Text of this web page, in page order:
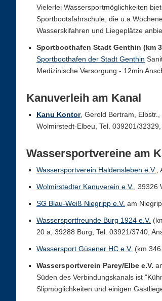
Vielerlei Wassersportmöglichkeiten
Sportbootsfahrschule, die u.a
Wasserskifahren und Liegeplätze
Sportboothafen Stadt Genthin (km
Sportboothafen der Stadt Genthin
Medizinische Versorgung - 12min
Kanuverleih am Kanal
Kanu Kontor, Gerold Bertram,
Wolmirstedt-Elbeu, Tel. 039201/
Wassersportvereine am
Wassersportverein Haldensleben e.V.
Wolmirstedter Kanuverein e.V. ,
SG Blau-Weiß Niegripp e.V. am
Wassersportfreunde Burg 1924 e.V.
20 a, 39288 Burg, Tel. 03921/3740,
Wassersport Güsener HC e.V. (km
Wassersportverein Parey/Elbe e.V.
Süden des Verbindungskanals ist
Slipmöglichkeiten und einigen